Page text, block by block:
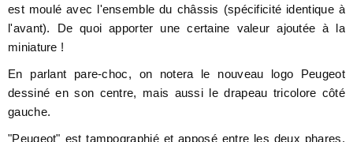
est moulé avec l'ensemble du châssis (spécificité identique à
l'avant). De quoi apporter une certaine valeur ajoutée à la
miniature !
En parlant pare-choc, on notera le nouveau logo Peugeot
dessiné en son centre, mais aussi le drapeau tricolore côté
gauche.
"Peugeot" est tampographié et apposé entre les deux phares.